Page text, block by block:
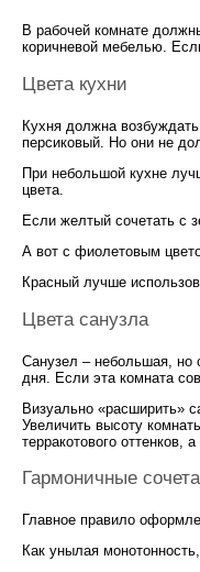
В рабочей комнате
коричневой мебелью.
Цвета кухни
Кухня должна
персиковый. Но они не
При небольшой кухне
цвета.
Если желтый сочетать с
А вот с фиолетовым
Красный лучше
Цвета санузла
Санузел – небольшая, но
дня. Если эта комната
Визуально «расширить»
Увеличить высоту
терракотового
Гармоничные
Главное правило
Как унылая